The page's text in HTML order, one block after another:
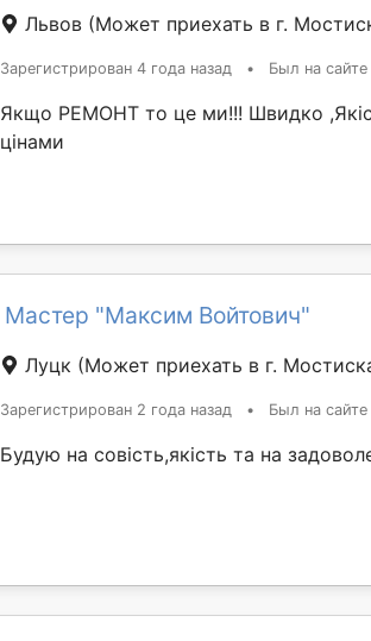
Львов (Может приехать в г.
Зарегистрирован 4 года назад • Был на
Якщо РЕМОНТ то це ми!!! Швидко
цінами
Мастер "Максим Войтович"
Луцк (Может приехать в г.
Зарегистрирован 2 года назад • Был на сайте
Будую на совість,якість та на